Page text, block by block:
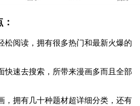
阅读，拥有很多热门和最新火爆的
速去搜索，所带来漫画多而且全部
拥有几十种题材超详细分类，还有